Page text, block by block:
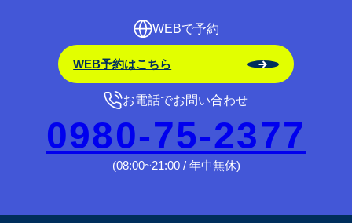
WEBで予約
WEB予約はこちら
お電話でお問い合わせ
0980-75-2377
(08:00~21:00 / 年中無休)